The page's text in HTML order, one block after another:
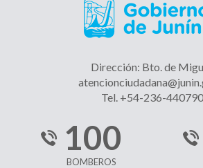
Dirección: Bto. de
Tel. +54-236-
100
BOMBEROS